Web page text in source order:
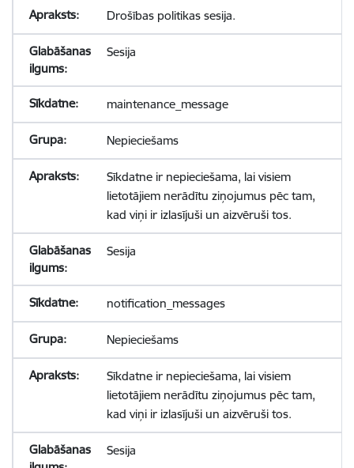
Drošības politikas sesija.
Sesija
maintenance_message
Nepieciešams
Sīkdatne ir nepieciešama, lai visiem
lietotājiem nerādītu ziņojumus pēc tam,
kad viņi ir izlasījuši un aizvēruši tos.
Sesija
notification_messages
Nepieciešams
Sīkdatne ir nepieciešama, lai visiem
lietotājiem nerādītu ziņojumus pēc tam,
kad viņi ir izlasījuši un aizvēruši tos.
Sesija